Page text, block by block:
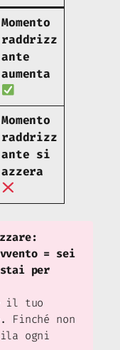
Momento
raddrizz
ante
aumenta
Momento
raddrizz
ante si
azzera
= sei
per
il tuo
non
ogni